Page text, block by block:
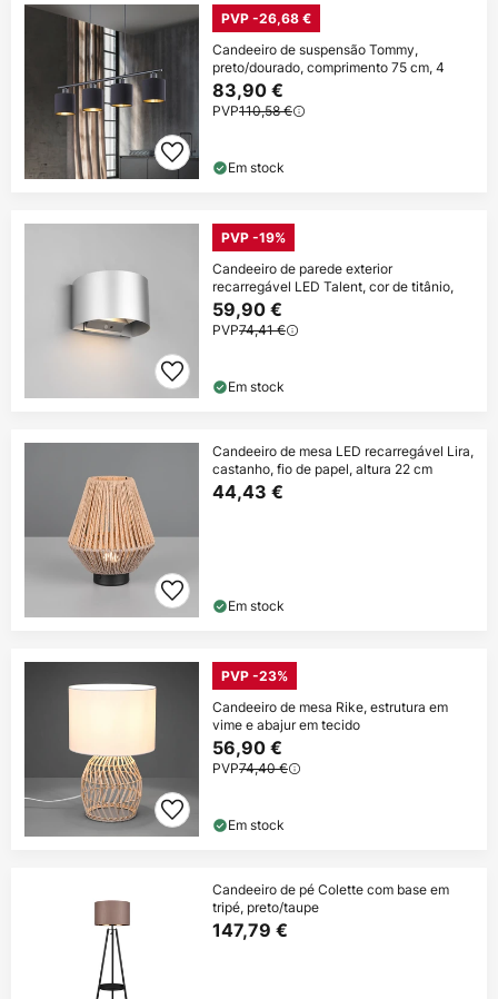
PVP -26,68 €
Candeeiro de suspensão Tommy,
preto/dourado, comprimento 75 cm, 4
83,90 €
PVP110,58 €
Em stock
PVP -19%
Candeeiro de parede exterior
recarregável LED Talent, cor de titânio,
59,90 €
PVP74,41 €
Em stock
Candeeiro de mesa LED recarregável Lira,
castanho, fio de papel, altura 22 cm
44,43 €
Em stock
PVP -23%
Candeeiro de mesa Rike, estrutura em
vime e abajur em tecido
56,90 €
PVP74,40 €
Em stock
Candeeiro de pé Colette com base em
tripé, preto/taupe
147,79 €